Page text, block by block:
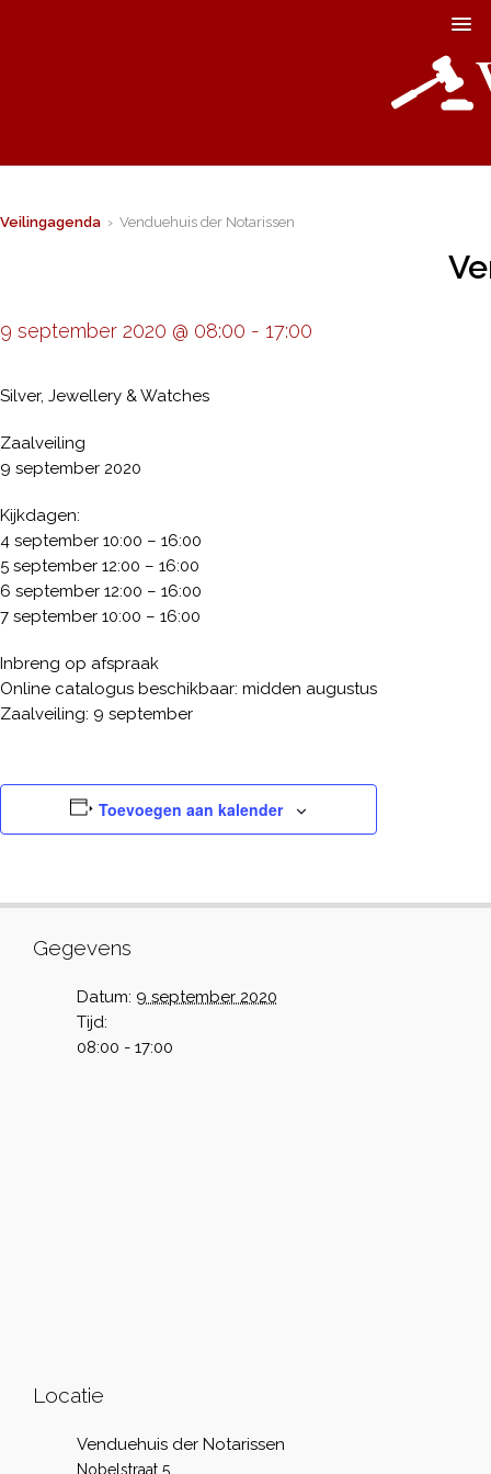
Veilingagenda › Venduehuis der Notarissen
9 september 2020 @ 08:00 - 17:00
Silver, Jewellery & Watches
Zaalveiling
9 september 2020
Kijkdagen:
4 september 10:00 – 16:00
5 september 12:00 – 16:00
6 september 12:00 – 16:00
7 september 10:00 – 16:00
Inbreng op afspraak
Online catalogus beschikbaar: midden augustus
Zaalveiling: 9 september
Toevoegen aan kalender
Gegevens
Datum: 9 september 2020
Tijd:
08:00 - 17:00
Locatie
Venduehuis der Notarissen
Nobelstraat 5